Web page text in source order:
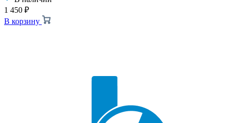
1 450 ₽
В корзину